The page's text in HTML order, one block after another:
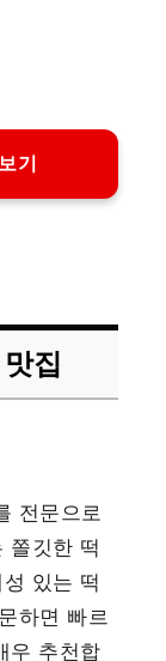
기
집
전문으로
쫄깃한 떡
있는 떡
하면 빠르
우 추천합